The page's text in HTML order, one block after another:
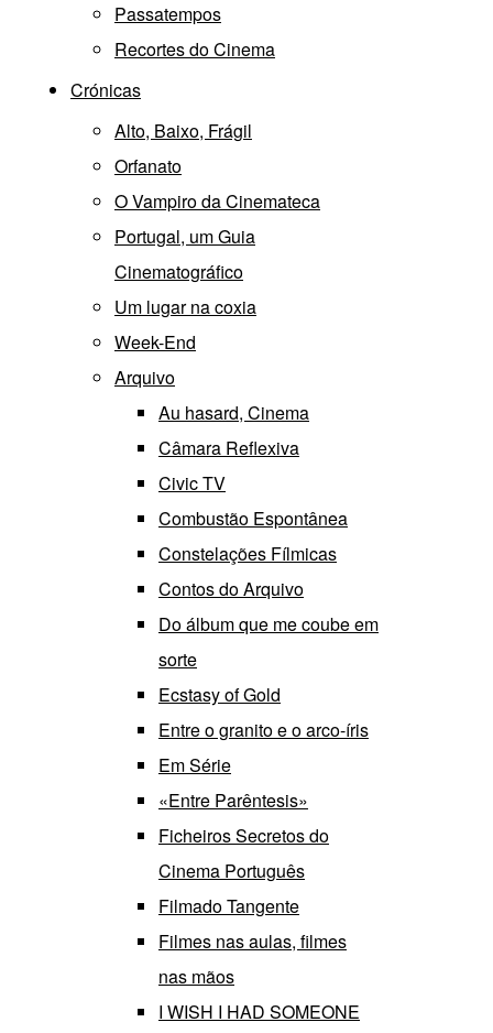
Passatempos
Recortes do Cinema
Crónicas
Alto, Baixo, Frágil
Orfanato
O Vampiro da Cinemateca
Portugal, um Guia
Cinematográfico
Um lugar na coxia
Week-End
Arquivo
Au hasard, Cinema
Câmara Reflexiva
Civic TV
Combustão Espontânea
Constelações Fílmicas
Contos do Arquivo
Do álbum que me coube em
sorte
Ecstasy of Gold
Entre o granito e o arco-íris
Em Série
«Entre Parêntesis»
Ficheiros Secretos do
Cinema Português
Filmado Tangente
Filmes nas aulas, filmes
nas mãos
I WISH I HAD SOMEONE